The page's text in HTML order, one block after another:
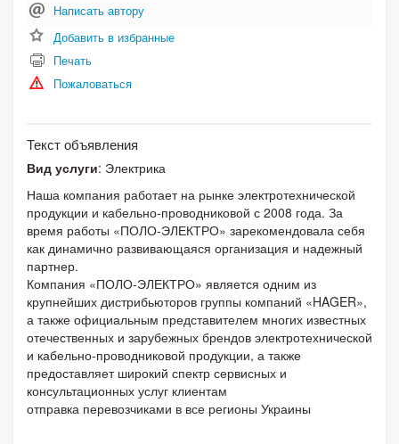
Написать автору
Добавить в избранные
Печать
Пожаловаться
Текст объявления
Вид услуги: Электрика
Наша компания работает на рынке электротехнической
продукции и кабельно-проводниковой с 2008 года. За
время работы «ПОЛО-ЭЛЕКТРО» зарекомендовала себя
как динамично развивающаяся организация и надежный
партнер.
Компания «ПОЛО-ЭЛЕКТРО» является одним из
крупнейших дистрибьюторов группы компаний «HAGER»,
а также официальным представителем многих известных
отечественных и зарубежных брендов электротехнической
и кабельно-проводниковой продукции, а также
предоставляет широкий спектр сервисных и
консультационных услуг клиентам
отправка перевозчиками в все регионы Украины